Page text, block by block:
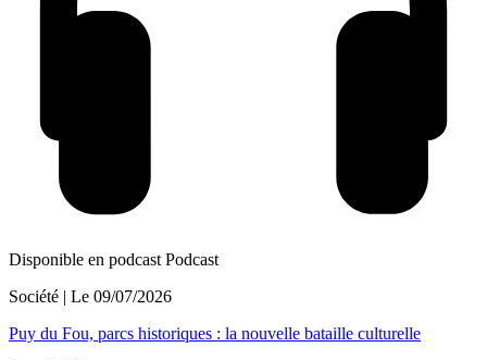
Disponible en podcast Podcast
Société | Le 09/07/2026
Puy du Fou, parcs historiques : la nouvelle bataille culturelle